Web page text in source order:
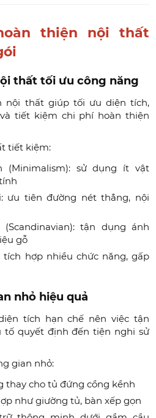
thiện nội thất
thất tối ưu công năng
nội thất giúp tối ưu diện tích,
tiết kiệm chi phí hoàn thiện
tiết kiệm:
(Minimalism): sử dụng ít vật
ưu tiên đường nét thẳng, nội
tận dụng ánh
gỗ
hợp nhiều chức năng, gấp
nhỏ hiệu quả
tích hạn chế nên việc tận
tố quyết định đến tiện nghi sử
gian nhỏ:
thay cho tủ đứng cồng kềnh
như giường tủ, bàn xếp gọn